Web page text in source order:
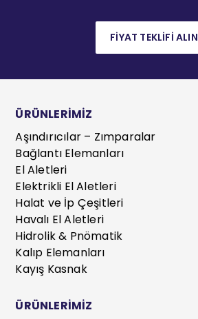
FİYAT TEKLİFİ ALIN
ÜRÜNLERİMİZ
Aşındırıcılar – Zımparalar
Bağlantı Elemanları
El Aletleri
Elektrikli El Aletleri
Halat ve İp Çeşitleri
Havalı El Aletleri
Hidrolik & Pnömatik
Kalıp Elemanları
Kayış Kasnak
ÜRÜNLERİMİZ